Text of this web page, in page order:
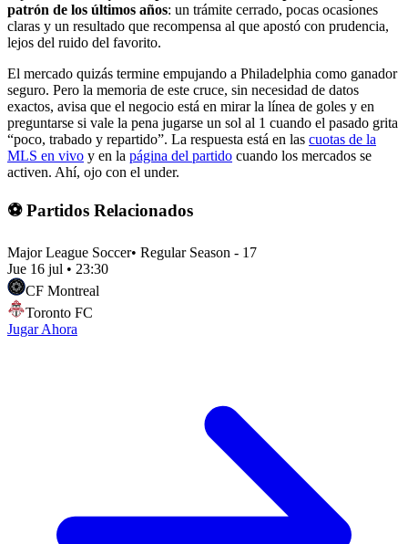
patrón de los últimos años: un trámite cerrado, pocas ocasiones
claras y un resultado que recompensa al que apostó con prudencia,
lejos del ruido del favorito.
El mercado quizás termine empujando a Philadelphia como ganador
seguro. Pero la memoria de este cruce, sin necesidad de datos
exactos, avisa que el negocio está en mirar la línea de goles y en
preguntarse si vale la pena jugarse un sol al 1 cuando el pasado grita
“poco, trabado y repartido”. La respuesta está en las cuotas de la
MLS en vivo y en la página del partido cuando los mercados se
activen. Ahí, ojo con el under.
⚽ Partidos Relacionados
Major League Soccer• Regular Season - 17
Jue 16 jul • 23:30
CF Montreal
Toronto FC
Jugar Ahora